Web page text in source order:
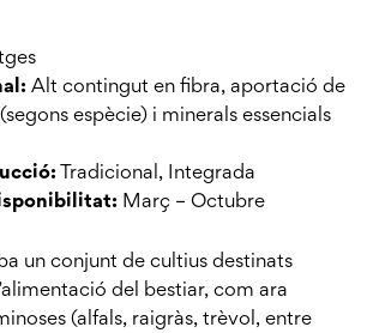
Alt contingut en fibra, aportació de
espècie) i minerals essencials
Tradicional, Integrada
Març – Octubre
un conjunt de cultius destinats
del bestiar, com ara
(alfals, raigràs, trèvol, entre